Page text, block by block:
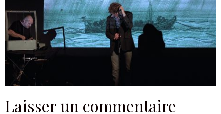
Laisser un commentaire